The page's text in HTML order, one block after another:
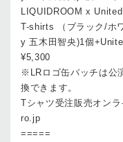
LIQUIDROOM x
T-shirts （ブラック/ホ
y 五木田智央)1個
¥5,300
※LRロゴ缶バッチは公
換できます。
Tシャツ受注販売オン
ro.jp
=====